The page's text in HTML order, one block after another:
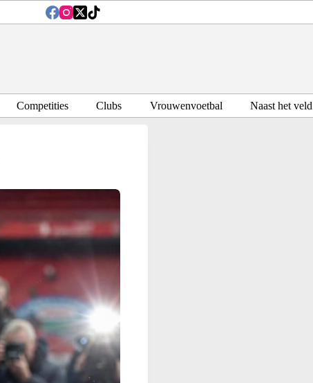
Competities Clubs Vrouwenvoetbal Naast het veld